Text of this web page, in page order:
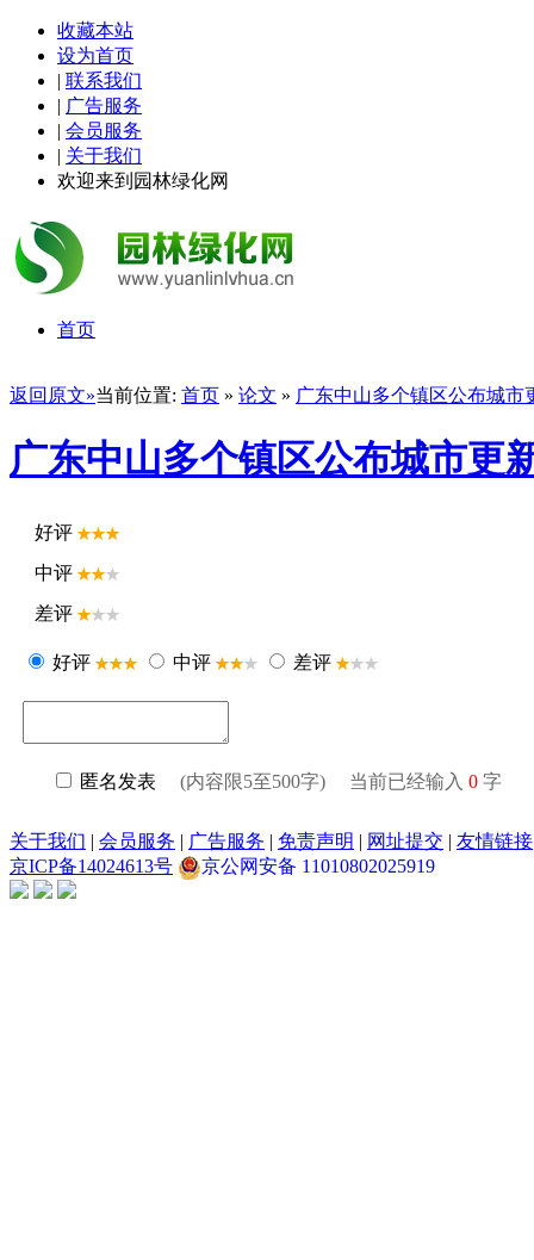
收藏本站
设为首页
| 联系我们
| 广告服务
| 会员服务
| 关于我们
欢迎来到园林绿化网
首页
返回原文»当前位置: 首页 » 论文 » 广东中山多个镇区公布城市
广东中山多个镇区公布城市更
好评
中评
差评
好评 中评 差评
匿名发表 (内容限5至500字) 当前已经输入 0 字
关于我们 | 会员服务 | 广告服务 | 免责声明 | 网址提交 | 友情链接
京ICP备14024613号
京公网安备 11010802025919